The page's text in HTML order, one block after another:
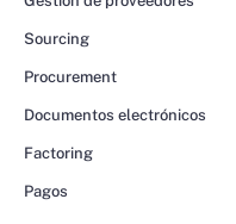
Sourcing
Procurement
Documentos electrónicos
Factoring
Pagos